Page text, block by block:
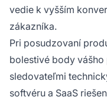
vedie k vyšším
zákazníka.
Pri posudzovaní
bolestivé body vášho
sledovateľmi
softvéru a SaaS